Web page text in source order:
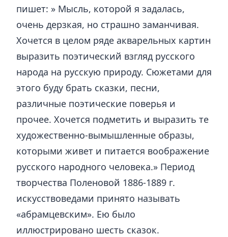
пишет: » Мысль, которой я задалась,
очень дерзкая, но страшно заманчивая.
Хочется в целом ряде акварельных картин
выразить поэтический взгляд русского
народа на русскую природу. Сюжетами для
этого буду брать сказки, песни,
различные поэтические поверья и
прочее. Хочется подметить и выразить те
художественно-вымышленные образы,
которыми живет и питается воображение
русского народного человека.» Период
творчества Поленовой 1886-1889 г.
искусствоведами принято называть
«абрамцевским». Ею было
иллюстрировано шесть сказок.